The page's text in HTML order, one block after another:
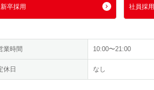
新卒採用 社員採用
業時間 10:00〜21:00
休日 なし